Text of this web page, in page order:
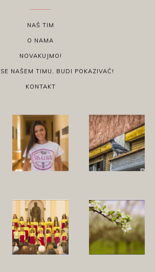
NAŠ TIM
O NAMA
NOVAKUJMO!
NAŠEM TIMU, BUDI POKAZIVAČ!
KONTAKT